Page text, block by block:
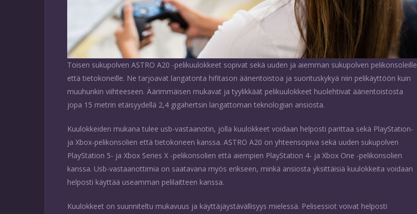
Toisen sukupolven ASTRO A20 -pelikuulokkeet sopivat sekä uuden ja aiemman sukupolven pelikonsoleille
että tietokoneille. Ne tarjoavat langatonta hifitason äänentoistoa ja suorituskykyä niin pelikäyttöön kuin
muuhunkin viihteeseen. Äärimmäisen mukavat ja tyylikkäät pelikuulokkeet huolehtivat äänentoistosta
jopa 15 metrin etäisyydellä 2,4 gigahertsin langattoman teknologian ansiosta.
Kuulokkeiden mukana tulee usb-vastaanotin, jolla kuulokkeet voidaan helposti parittaa sekä PlayStation-
ja Xbox-pelikonsolien että tietokoneen kanssa. ASTRO A20 on yhteensopiva sekä uuden sukupolven
PlayStation 5- ja Xbox Series X -pelikonsolien että aiempien PlayStation 4- ja Xbox One -pelikonsolien
kanssa. Usb-vastaanottimia on saatavana myös erikseen, minkä ansiosta yksittäisiä kuulokkeita voidaan
helposti käyttää useamman pelilaitteen kanssa.
Kuulokkeet on suunniteltu mukavuus ja käyttäjäystävällisyys mielessä. Pelisessiot voivat helposti